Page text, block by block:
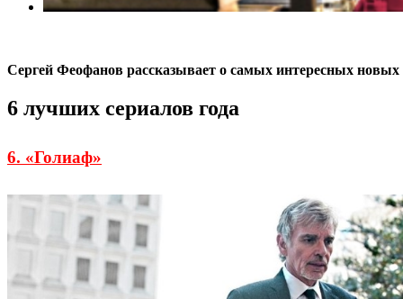
Сергей Феофанов рассказывает о самых интересных новых
6 лучших сериалов года
6. «Голиаф»